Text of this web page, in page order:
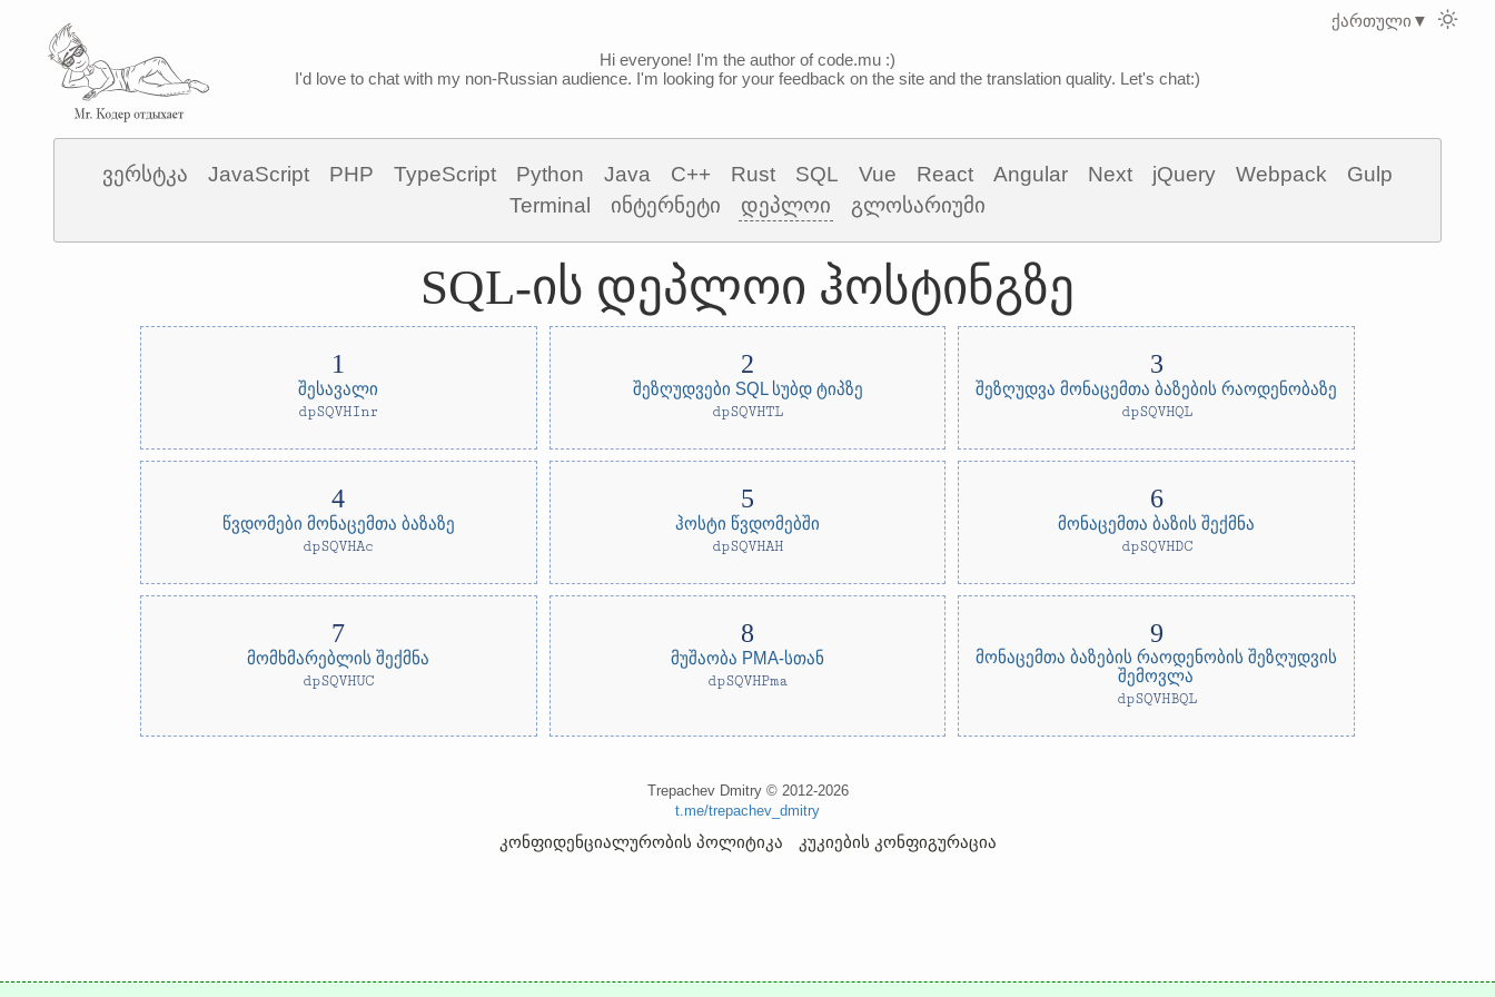
Hi everyone! I'm the author of code.mu :)
I'd love to chat with my non-Russian audience. I'm looking for your feedback on the site and the translation quality. Let's chat:)
ვერსტკა JavaScript PHP TypeScript Python Java C++ Rust SQL Vue React Angular Next jQuery Webpack
Gulp
Terminal
ინტერნეტი დეპლოი გლოსარიუმი
SQL-ის დეპლოი ჰოსტინგზე
შესავალი
dpSQVHInr
შეზღუდვები SQL სუბდ ტიპზე
dpSQVHTL
შეზღუდვა მონაცემთა ბაზების რაოდენობაზე
dpSQVHQL
წვდომები მონაცემთა ბაზაზე
dpSQVHAc
ჰოსტი წვდომებში
dpSQVHAH
მონაცემთა ბაზის შექმნა
dpSQVHDC
მომხმარებლის შექმნა
dpSQVHUC
მუშაობა PMA-სთან
dpSQVHPma
მონაცემთა ბაზების რაოდენობის შეზღუდვის
შემოვლა
dpSQVHBQL
Trepachev Dmitry © 2012-2026
t.me/trepachev_dmitry
კონფიდენციალურობის პოლიტიკა კუკიების კონფიგურაცია
ქართული ▼